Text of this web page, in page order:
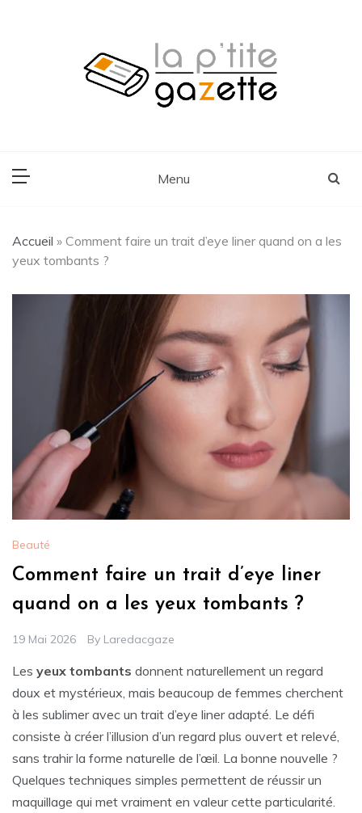
Menu
Accueil » Comment faire un trait d’eye liner quand on a les
yeux tombants ?
Beauté
Comment faire un trait d’eye liner
quand on a les yeux tombants ?
19 Mai 2026 By Laredacgaze
Les yeux tombants donnent naturellement un regard
doux et mystérieux, mais beaucoup de femmes cherchent
à les sublimer avec un trait d’eye liner adapté. Le défi
consiste à créer l’illusion d’un regard plus ouvert et relevé,
sans trahir la forme naturelle de l’œil. La bonne nouvelle ?
Quelques techniques simples permettent de réussir un
maquillage qui met vraiment en valeur cette particularité.